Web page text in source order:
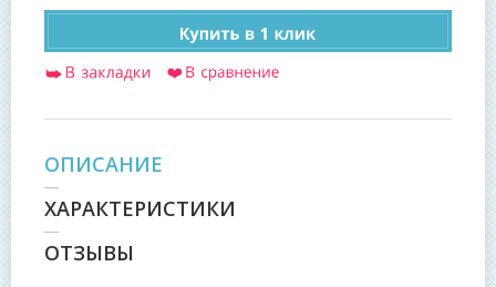
ОПИСАНИЕ
ХАРАКТЕРИСТИКИ
ОТЗЫВЫ